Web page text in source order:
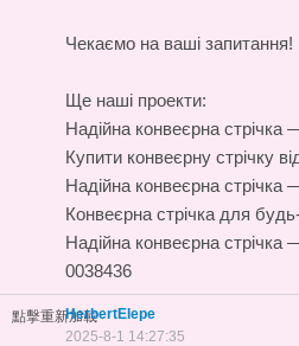
Чекаємо на ваші запитання!
Ще наші проекти:
Надійна конвеєрна стрічка
Купити конвеєрну стрічку
Надійна конвеєрна стрічка
Конвеєрна стрічка для
Надійна конвеєрна стрічка
0038436
點擊重新加載HerbertElepe
2025-8-1 14:27:35